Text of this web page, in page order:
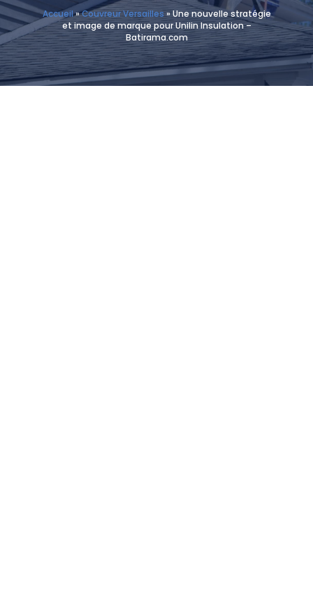
Accueil»Couvreur Versailles»Une nouvelle stratégie
et image de marque pour Unilin Insulation –
Batirama.com